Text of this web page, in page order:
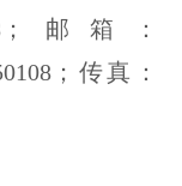
；邮箱：
08；传真：